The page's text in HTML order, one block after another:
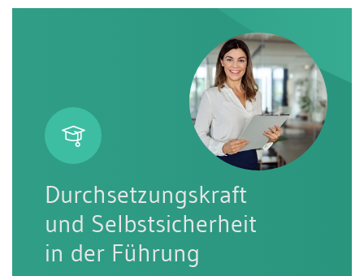
Durchsetzungskraft
und Selbstsicherheit
in der Führung